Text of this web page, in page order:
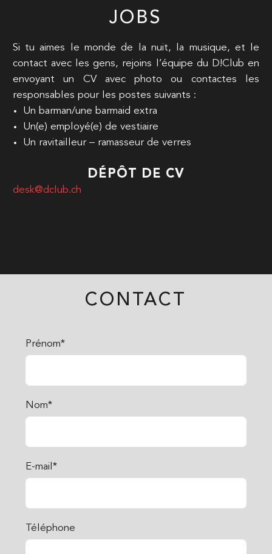
JOBS
Si tu aimes le monde de la nuit, la musique, et le
contact avec les gens, rejoins l’équipe du D!Club en
envoyant un CV avec photo ou contactes les
responsables pour les postes suivants :
Un barman/une barmaid extra
Un(e) employé(e) de vestiaire
Un ravitailleur – ramasseur de verres
DÉPÔT DE CV
desk@dclub.ch
CONTACT
Prénom*
Nom*
E-mail*
Téléphone